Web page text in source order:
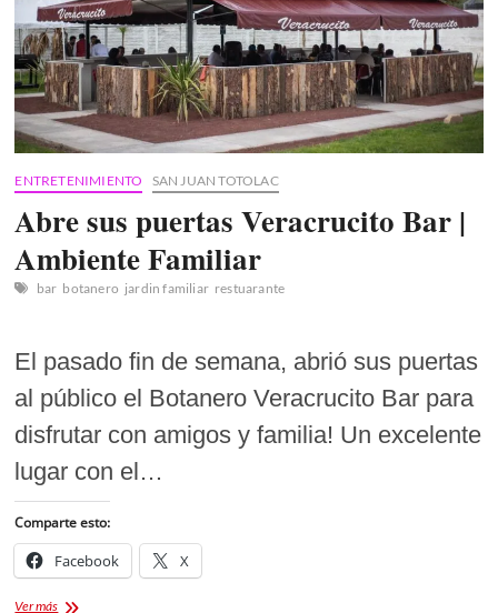
ENTRETENIMIENTO SAN JUAN TOTOLAC
Abre sus puertas Veracrucito Bar |
Ambiente Familiar
bar botanero jardin familiar restuarante
El pasado fin de semana, abrió sus puertas
al público el Botanero Veracrucito Bar para
disfrutar con amigos y familia! Un excelente
lugar con el…
Comparte esto:
Facebook X
Ver másAbre